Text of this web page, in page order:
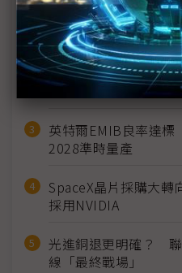
MLCC訂單過熱、出
建熱潮將趨緩
2027全年記憶體產
宣」只怕買不夠
英特爾EMIB良率達
2028準時量產
SpaceX晶片採購大
採用NVIDIA
光進銅退更明確？
線「最終戰場」